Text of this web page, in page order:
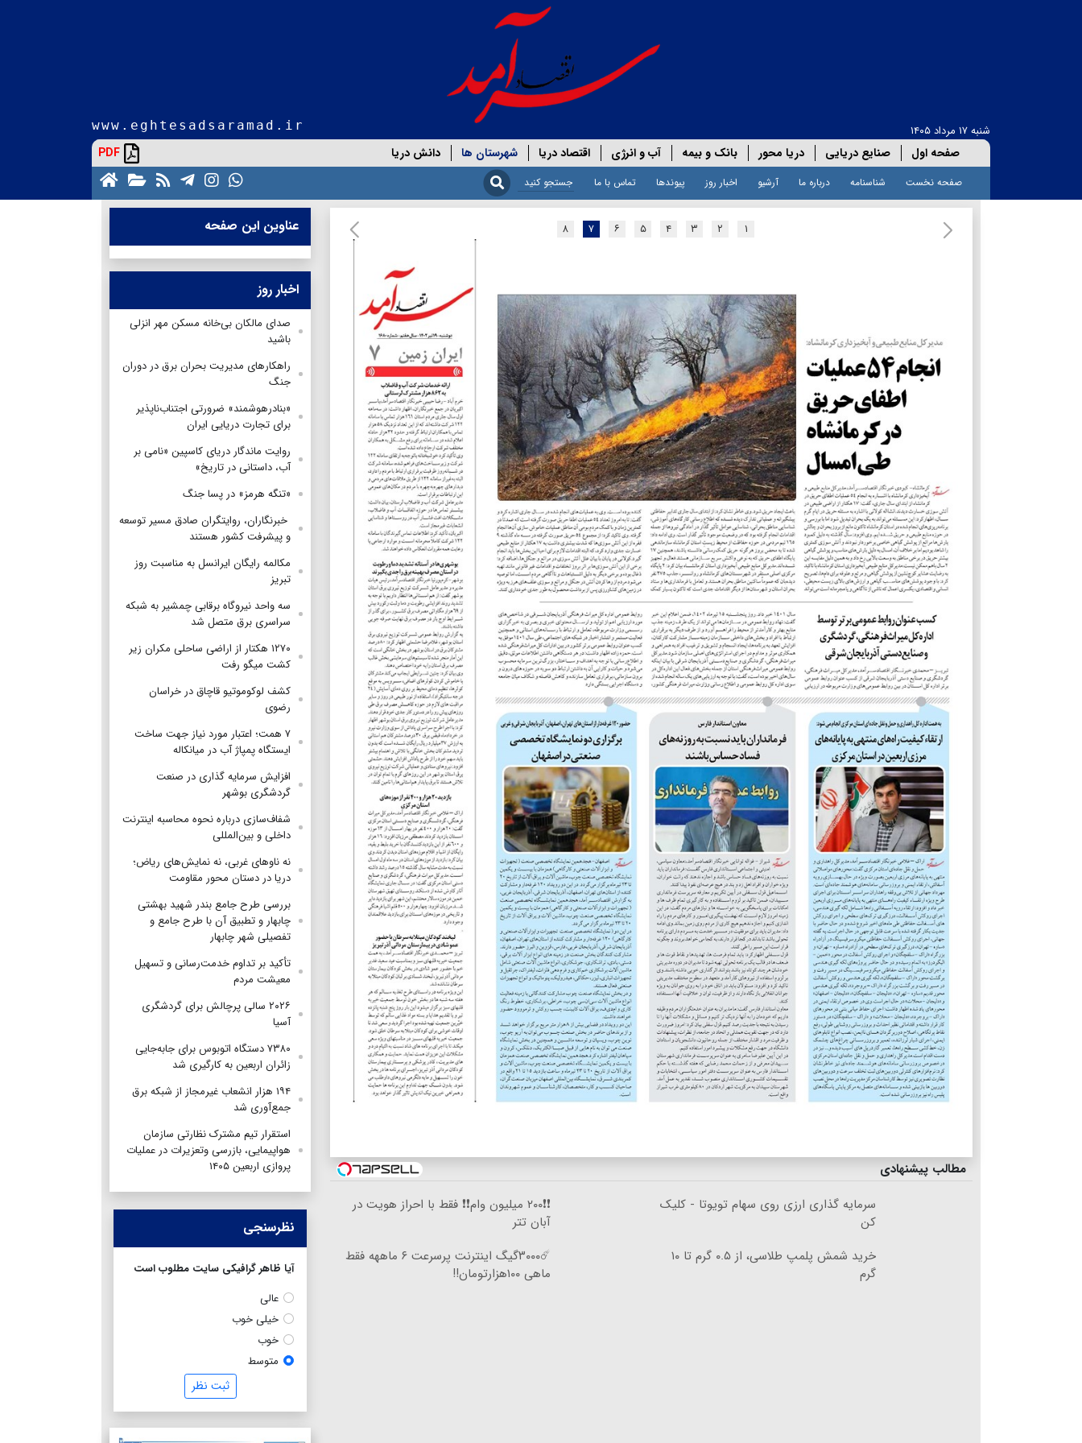
شنبه ۱۷ مرداد ۱۴۰۵ www.eghtesadsaramad.ir
صفحه اول صنایع دریایی دریا محور بانک و بیمه آب و انرژی اقتصاد دریا شهرستان ها دانش دریا PDF
صفحه نخست شناسنامه درباره ما آرشیو اخبار روز پیوندها تماس با ما
۱ ۲ ۳ ۴ ۵ ۶ ۷ ۸
مطالب پیشنهادی
سرمایه گذاری ارزی روی سهام تویوتا - کلیک
کن
❗❗۲۰۰ میلیون وام❗❗ فقط با احراز هویت در
آبان تتر
خرید شمش پلمپ طلاسی، از ۰.۵ گرم تا ۱۰
گرم
☄️۳۰۰۰گیگ اینترنت پرسرعت ۶ ماههه فقط
ماهی ۱۰۰هزارتومان!!
عناوین این صفحه
اخبار روز
صدای مالکان بی‌خانه مسکن مهر انزلی
باشید
راهکارهای مدیریت بحران برق در دوران
جنگ
«بنادرهوشمند» ضرورتی اجتناب‌ناپذیر
برای تجارت دریایی ایران
روایت ماندگار دریای کاسپین «نامی بر
آب، داستانی در تاریخ»
«تنگه هرمز» در پسا جنگ
‌ خبرنگاران، روایتگران صادق مسیر توسعه
و پیشرفت کشور هستند
مکالمه رایگان ایرانسل به مناسبت روز
تبریز
سه واحد نیروگاه برقابی چمشیر به شبکه
سراسری برق متصل شد
۱۲۷۰ هکتار از اراضی ساحلی مکران زیر
کشت میگو رفت
کشف لوکوموتیو قاچاق در خراسان
رضوی
۷ همت؛ اعتبار مورد نیاز جهت ساخت
ایستگاه پمپاژ آب در میانکاله
افزایش سرمایه گذاری در صنعت
گردشگری بوشهر
شفاف‌سازی درباره نحوه محاسبه اینترنت
داخلی و بین‌المللی
نه ناوهای غربی، نه نمایش‌های ریاض؛
دریا در دستان محور مقاومت
بررسی طرح جامع بندر شهید بهشتی
چابهار و تطبیق آن با طرح جامع و
تفصیلی شهر چابهار
تأکید بر تداوم خدمت‌رسانی و تسهیل
معیشت مردم
۲۰۲۶ سالی پرچالش برای گردشگری
آسیا
۷۳۸۰ دستگاه اتوبوس برای جابه‌جایی
زائران اربعین به‌ کارگیری شد
۱۹۴ هزار انشعاب غیرمجاز از شبکه برق
جمع‌آوری شد
استقرار تیم مشترک نظارتی سازمان
هواپیمایی، بازرسی وتعزیرات در عملیات
پروازی اربعین ۱۴۰۵
نظرسنجی
آیا ظاهر گرافیکی سایت مطلوب است
عالی
خیلی خوب
خوب
متوسط
ثبت نظر